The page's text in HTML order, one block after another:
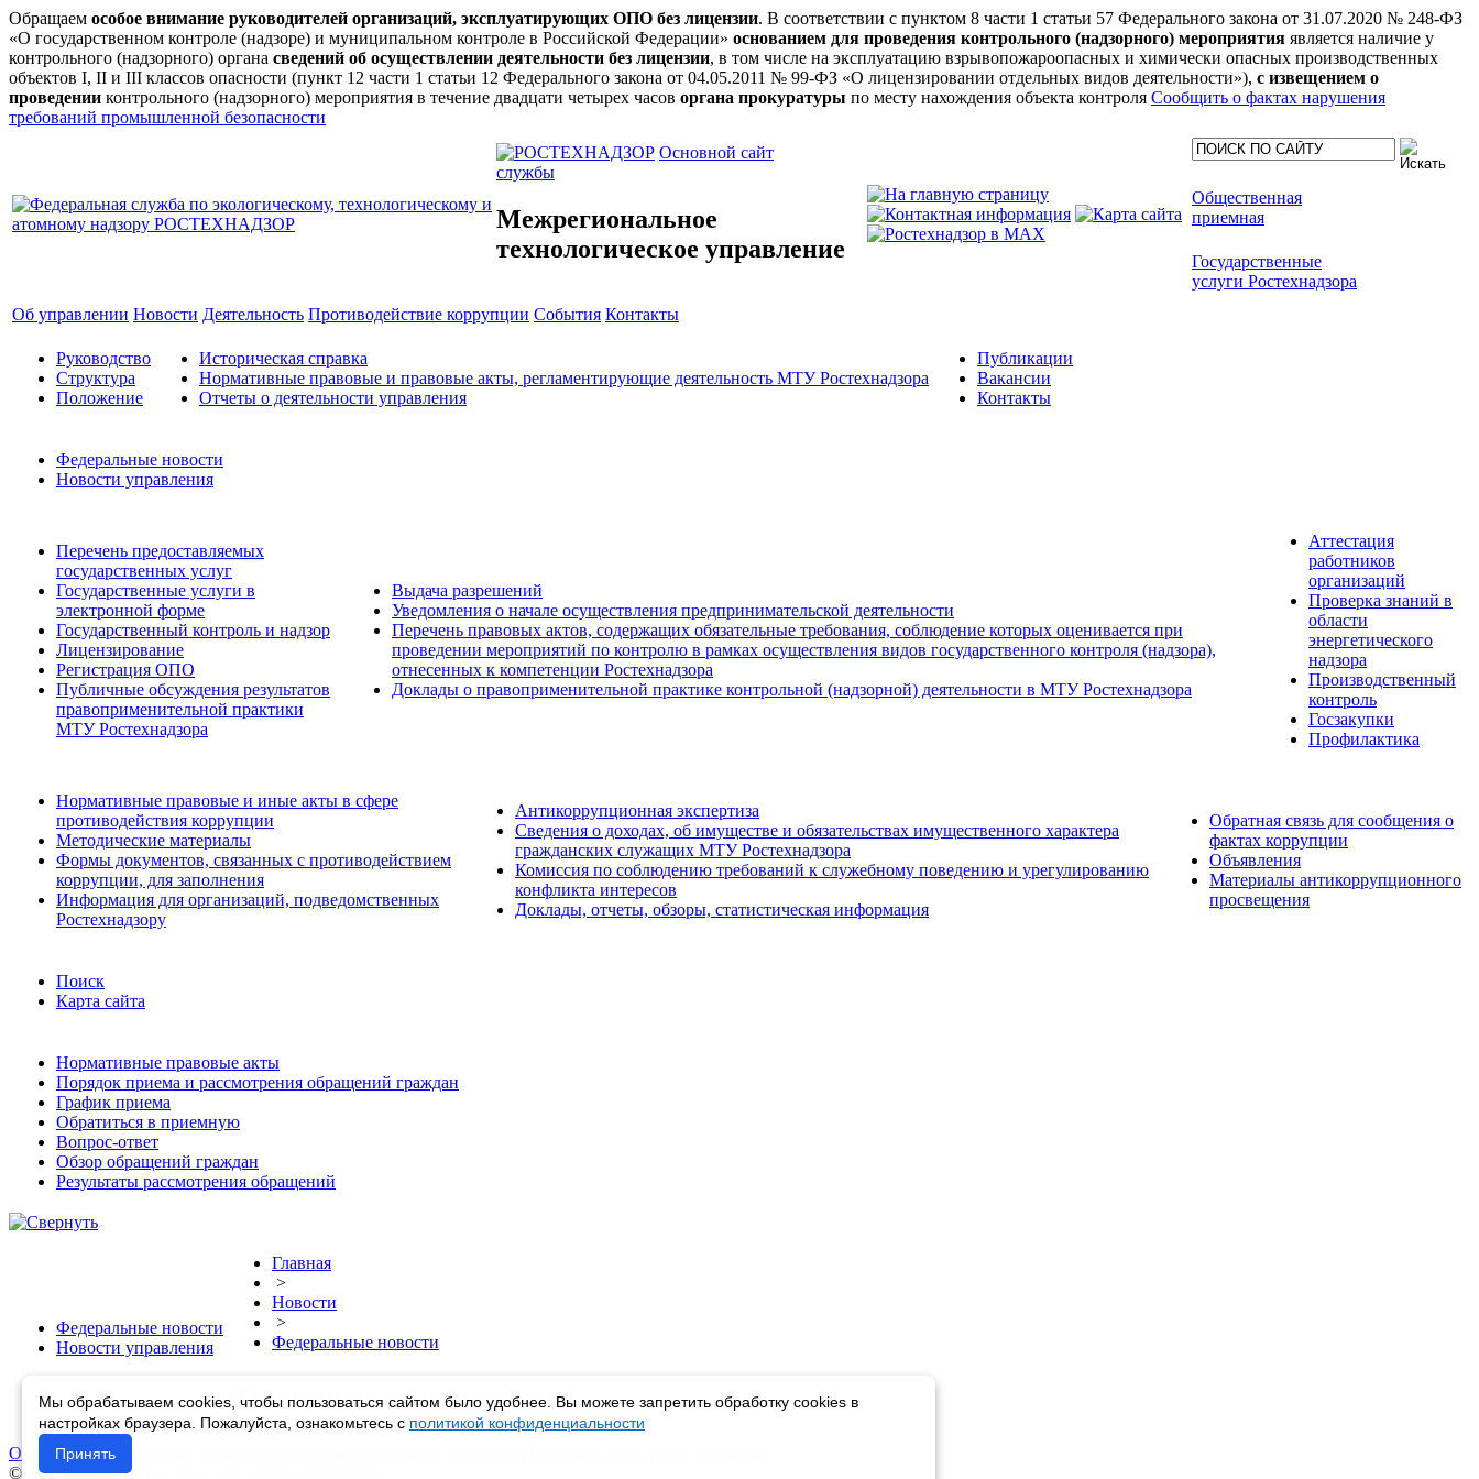
Обращаем особое внимание руководителей организаций, эксплуатирующих ОПО без лицензии. В соответствии с пунктом 8 части 1 статьи 57 Федерального закона от 31.07.2020 № 248-ФЗ
«О государственном контроле (надзоре) и муниципальном контроле в Российской Федерации» основанием для проведения контрольного (надзорного) мероприятия является наличие у
контрольного (надзорного) органа сведений об осуществлении деятельности без лицензии, в том числе на эксплуатацию взрывопожароопасных и химически опасных производственных
объектов I, II и III классов опасности (пункт 12 части 1 статьи 12 Федерального закона от 04.05.2011 № 99-ФЗ «О лицензировании отдельных видов деятельности»), с извещением о
проведении контрольного (надзорного) мероприятия в течение двадцати четырех часов органа прокуратуры по месту нахождения объекта контроля Сообщить о фактах нарушения
требований промышленной безопасности
Основной сайт
службы
Межрегиональное
технологическое управление
Общественная
приемная
Государственные
услуги Ростехнадзора
Об управлении Новости Деятельность Противодействие коррупции События Контакты
Руководство
Структура
Положение
Историческая справка
Нормативные правовые и правовые акты, регламентирующие деятельность МТУ Ростехнадзора
Отчеты о деятельности управления
Публикации
Вакансии
Контакты
Федеральные новости
Новости управления
Перечень предоставляемых
государственных услуг
Государственные услуги в
электронной форме
Государственный контроль и надзор
Лицензирование
Регистрация ОПО
Публичные обсуждения результатов
правоприменительной практики
МТУ Ростехнадзора
Выдача разрешений
Уведомления о начале осуществления предпринимательской деятельности
Перечень правовых актов, содержащих обязательные требования, соблюдение которых оценивается при
проведении мероприятий по контролю в рамках осуществления видов государственного контроля (надзора),
отнесенных к компетенции Ростехнадзора
Доклады о правоприменительной практике контрольной (надзорной) деятельности в МТУ Ростехнадзора
Аттестация
работников
организаций
Проверка знаний в
области
энергетического
надзора
Производственный
контроль
Госзакупки
Профилактика
Нормативные правовые и иные акты в сфере
противодействия коррупции
Методические материалы
Формы документов, связанных с противодействием
коррупции, для заполнения
Информация для организаций, подведомственных
Ростехнадзору
Антикоррупционная экспертиза
Сведения о доходах, об имуществе и обязательствах имущественного характера
гражданских служащих МТУ Ростехнадзора
Комиссия по соблюдению требований к служебному поведению и урегулированию
конфликта интересов
Доклады, отчеты, обзоры, статистическая информация
Обратная связь для сообщения о
фактах коррупции
Объявления
Материалы антикоррупционного
просвещения
Поиск
Карта сайта
Нормативные правовые акты
Порядок приема и рассмотрения обращений граждан
График приема
Обратиться в приемную
Вопрос-ответ
Обзор обращений граждан
Результаты рассмотрения обращений
Федеральные новости
Новости управления
Главная
>
Новости
>
Федеральные новости
Федеральные новости
Об управлении
© Ростехнадзор 2013-2026. Все права защищены.
Мы обрабатываем cookies, чтобы пользоваться сайтом было удобнее. Вы можете запретить обработку cookies в
настройках браузера. Пожалуйста, ознакомьтесь с политикой конфиденциальности
Принять